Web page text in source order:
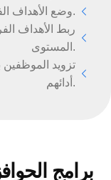
وضع الأهداف الفردية وتحديد قدرها وأهميتها.
ربط الأهداف
المستوى.
تزويد الموظفين
أدائهم.
برامج